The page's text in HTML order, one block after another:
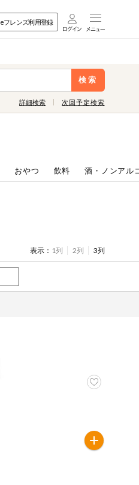
eフレンズ利用登録
検索
詳細検索 次回予定検索
おやつ 飲料 酒・ノンアル
表示： 1列 2列 3列